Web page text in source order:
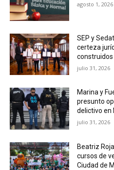
agosto 1, 2026
SEP y
certeza
julio 31, 2026
Marina y
presunto
delictivo en
julio 31, 2026
Beatriz
cursos de
Ciudad de